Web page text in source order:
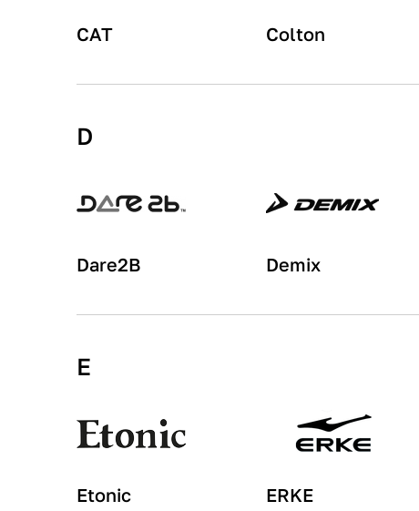
CAT Colton
D
Dare2B Demix
E
Etonic ERKE